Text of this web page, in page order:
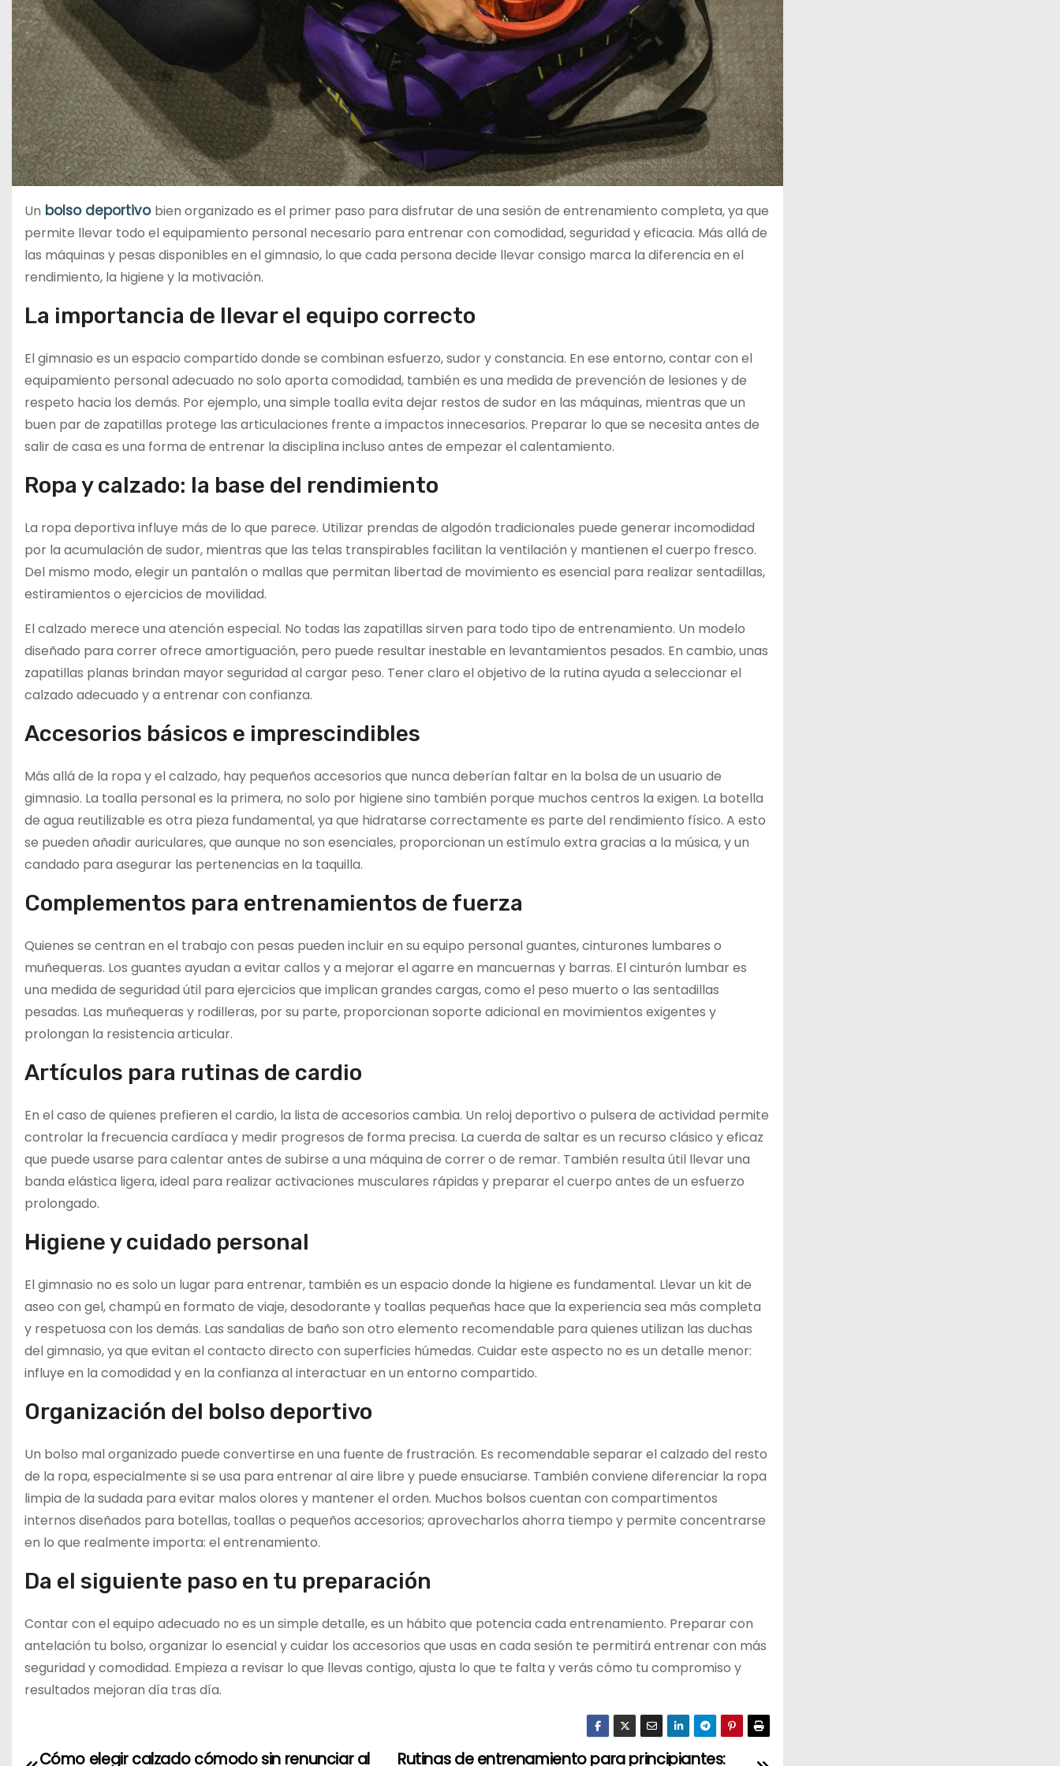
Un bolso deportivo bien organizado es el primer paso para disfrutar de una sesión de entrenamiento completa, ya que
permite llevar todo el equipamiento personal necesario para entrenar con comodidad, seguridad y eficacia. Más allá de
las máquinas y pesas disponibles en el gimnasio, lo que cada persona decide llevar consigo marca la diferencia en el
rendimiento, la higiene y la motivación.
La importancia de llevar el equipo correcto
El gimnasio es un espacio compartido donde se combinan esfuerzo, sudor y constancia. En ese entorno, contar con el
equipamiento personal adecuado no solo aporta comodidad, también es una medida de prevención de lesiones y de
respeto hacia los demás. Por ejemplo, una simple toalla evita dejar restos de sudor en las máquinas, mientras que un
buen par de zapatillas protege las articulaciones frente a impactos innecesarios. Preparar lo que se necesita antes de
salir de casa es una forma de entrenar la disciplina incluso antes de empezar el calentamiento.
Ropa y calzado: la base del rendimiento
La ropa deportiva influye más de lo que parece. Utilizar prendas de algodón tradicionales puede generar incomodidad
por la acumulación de sudor, mientras que las telas transpirables facilitan la ventilación y mantienen el cuerpo fresco.
Del mismo modo, elegir un pantalón o mallas que permitan libertad de movimiento es esencial para realizar sentadillas,
estiramientos o ejercicios de movilidad.
El calzado merece una atención especial. No todas las zapatillas sirven para todo tipo de entrenamiento. Un modelo
diseñado para correr ofrece amortiguación, pero puede resultar inestable en levantamientos pesados. En cambio, unas
zapatillas planas brindan mayor seguridad al cargar peso. Tener claro el objetivo de la rutina ayuda a seleccionar el
calzado adecuado y a entrenar con confianza.
Accesorios básicos e imprescindibles
Más allá de la ropa y el calzado, hay pequeños accesorios que nunca deberían faltar en la bolsa de un usuario de
gimnasio. La toalla personal es la primera, no solo por higiene sino también porque muchos centros la exigen. La botella
de agua reutilizable es otra pieza fundamental, ya que hidratarse correctamente es parte del rendimiento físico. A esto
se pueden añadir auriculares, que aunque no son esenciales, proporcionan un estímulo extra gracias a la música, y un
candado para asegurar las pertenencias en la taquilla.
Complementos para entrenamientos de fuerza
Quienes se centran en el trabajo con pesas pueden incluir en su equipo personal guantes, cinturones lumbares o
muñequeras. Los guantes ayudan a evitar callos y a mejorar el agarre en mancuernas y barras. El cinturón lumbar es
una medida de seguridad útil para ejercicios que implican grandes cargas, como el peso muerto o las sentadillas
pesadas. Las muñequeras y rodilleras, por su parte, proporcionan soporte adicional en movimientos exigentes y
prolongan la resistencia articular.
Artículos para rutinas de cardio
En el caso de quienes prefieren el cardio, la lista de accesorios cambia. Un reloj deportivo o pulsera de actividad permite
controlar la frecuencia cardíaca y medir progresos de forma precisa. La cuerda de saltar es un recurso clásico y eficaz
que puede usarse para calentar antes de subirse a una máquina de correr o de remar. También resulta útil llevar una
banda elástica ligera, ideal para realizar activaciones musculares rápidas y preparar el cuerpo antes de un esfuerzo
prolongado.
Higiene y cuidado personal
El gimnasio no es solo un lugar para entrenar, también es un espacio donde la higiene es fundamental. Llevar un kit de
aseo con gel, champú en formato de viaje, desodorante y toallas pequeñas hace que la experiencia sea más completa
y respetuosa con los demás. Las sandalias de baño son otro elemento recomendable para quienes utilizan las duchas
del gimnasio, ya que evitan el contacto directo con superficies húmedas. Cuidar este aspecto no es un detalle menor:
influye en la comodidad y en la confianza al interactuar en un entorno compartido.
Organización del bolso deportivo
Un bolso mal organizado puede convertirse en una fuente de frustración. Es recomendable separar el calzado del resto
de la ropa, especialmente si se usa para entrenar al aire libre y puede ensuciarse. También conviene diferenciar la ropa
limpia de la sudada para evitar malos olores y mantener el orden. Muchos bolsos cuentan con compartimentos
internos diseñados para botellas, toallas o pequeños accesorios; aprovecharlos ahorra tiempo y permite concentrarse
en lo que realmente importa: el entrenamiento.
Da el siguiente paso en tu preparación
Contar con el equipo adecuado no es un simple detalle, es un hábito que potencia cada entrenamiento. Preparar con
antelación tu bolso, organizar lo esencial y cuidar los accesorios que usas en cada sesión te permitirá entrenar con más
seguridad y comodidad. Empieza a revisar lo que llevas contigo, ajusta lo que te falta y verás cómo tu compromiso y
resultados mejoran día tras día.
Rutinas de entrenamiento para principiantes:
Cómo elegir calzado cómodo sin renunciar al